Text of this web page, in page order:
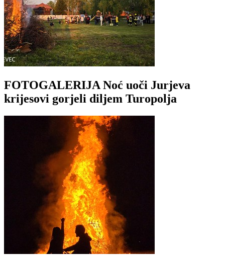
FOTOGALERIJA Noć uoči Jurjeva
krijesovi gorjeli diljem Turopolja